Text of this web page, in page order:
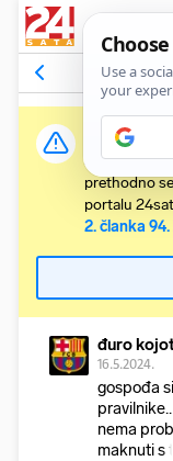
Komentari33
Važna
Svaki
prethodno
portalu
2. članka
đuro
16.5.2024.
gospođa
nema
maknuti s ti